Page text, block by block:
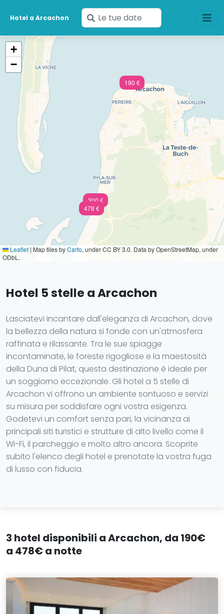
Hotel a Arcachon
Inserisci
le
190 €
478 €
300 €
+
−
Leaflet | Map tiles byCarto, under CC BY 3.0. Data by OpenStreetMap, under
ODbL.
Hotel 5 stelle a Arcachon
Lasciatevi incantare dall'eleganza di Arcachon, dove
la bellezza della natura si fonde con un'atmosfera
raffinata e rilassante. Tra le sue spiagge
incontaminate, le foreste rigogliose e la maestosità
della Duna di Pilat, questa destinazione è ideale per
un soggiorno eccezionale. Gli hotel a 5 stelle di
Arcachon vi offrono un ambiente sontuoso e servizi
su misura per soddisfare ogni vostra esigenza.
Godetevi un comfort senza pari, la vicinanza ai
principali siti turistici e strutture di alto livello come il
Wi-Fi, il parcheggio e molto altro ancora. Scoprite
subito l'elenco degli hotel e prenotate la vostra fuga
di lusso con fiducia.
3 hotel disponibili a Arcachon, da 190€
a 478€ a notte